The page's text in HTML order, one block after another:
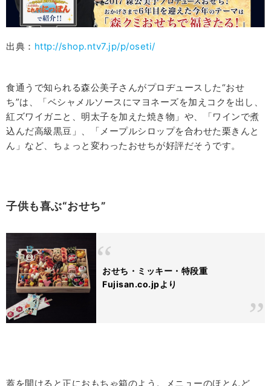
出典： http://shop.ntv7.jp/p/oseti/
食通うで知られる森公美子さんがプロヂュースした“おせ
ち”は、「ベシャメルソースにマヨネーズを加えコクを出し、
紅ズワイガニと、明太子を加えた焼き物」や、「ワインで煮
込んだ高級黒豆」、「メープルシロップを合わせた栗きんと
ん」など、ちょっと変わったおせちが好評だそうです。
子供も喜ぶ“おせち”
おせち・ミッキー・特段重
Fujisan.co.jpより
蓋を開けると正におもちゃ箱のよう。メニューのほとんど